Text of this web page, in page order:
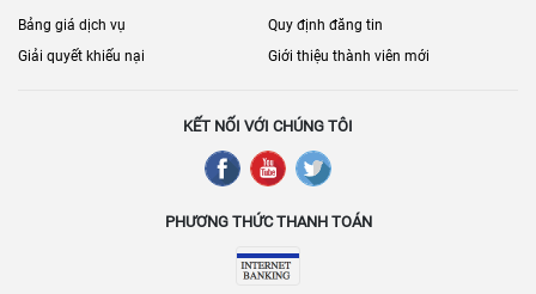
được xem là điểm đến hấp dẫn cho các hoạt động sản xuất và kinh
doanh trong khu vực phía Nam.
Bảng giá dịch vụ
Quy định đăng tin
Giải quyết khiếu nại
Giới thiệu thành viên mới
KẾT NỐI VỚI CHÚNG TÔI
PHƯƠNG THỨC THANH TOÁN